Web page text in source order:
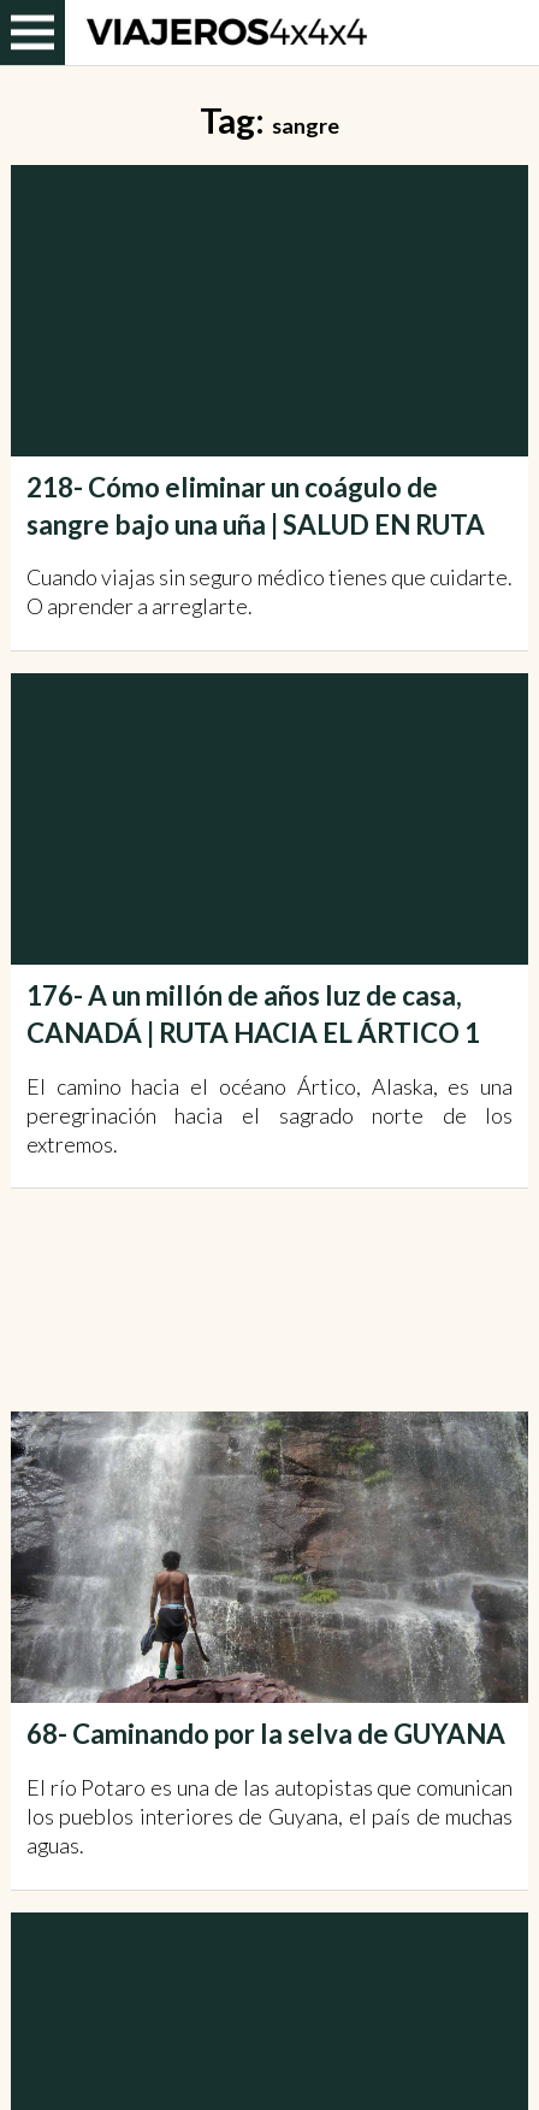
Tag: sangre
218- Cómo eliminar un coágulo de
sangre bajo una uña | SALUD EN RUTA
Cuando viajas sin seguro médico tienes que cuidarte.
O aprender a arreglarte.
176- A un millón de años luz de casa,
CANADÁ | RUTA HACIA EL ÁRTICO 1
El camino hacia el océano Ártico, Alaska, es una
peregrinación hacia el sagrado norte de los
extremos.
68- Caminando por la selva de GUYANA
El río Potaro es una de las autopistas que comunican
los pueblos interiores de Guyana, el país de muchas
aguas.